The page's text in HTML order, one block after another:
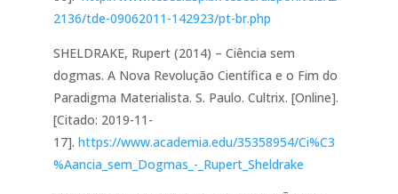
2136/tde-09062011-142923/pt-br.php
SHELDRAKE, Rupert (2014) – Ciência sem
dogmas. A Nova Revolução Científica e o Fim do
Paradigma Materialista. S. Paulo. Cultrix. [Online].
[Citado: 2019-11-
17]. https://www.academia.edu/35358954/Ci%C3
%Aancia_sem_Dogmas_-_Rupert_Sheldrake